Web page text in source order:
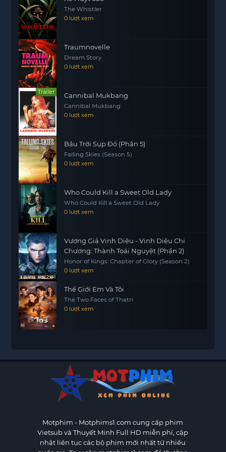
Liệu Thương Nguyệt có thể khám phá ra bí mật và
thực hiện cuộc báo thù của mình? Hành trình của
cô sẽ là một cuộc chiến không chỉ chống lại kẻ
thù bên ngoài mà còn là cuộc chiến với chính bản
thân mình. Hãy cùng theo dõi câu chuyện hấp
dẫn trong Thương Nguyệt Tinh Lan.
The Whistler
0 lượt xem
Traumnovelle
Dream Story
0 lượt xem
Trailer Cannibal Mukbang
Cannibal Mukbang
0 lượt xem
Bầu Trời Sụp Đổ (Phần 5)
Falling Skies (Season 5)
0 lượt xem
Who Could Kill a Sweet Old Lady
Who Could Kill a Sweet Old Lady
0 lượt xem
Vương Giả Vinh Diệu - Vinh Diệu Chi
Chương: Thành Toái Nguyệt (Phần 2)
Honor of Kings: Chapter of Glory (Season 2)
0 lượt xem
Thế Giới Em Và Tôi
The Two Faces of Thatri
0 lượt xem
Motphim - Motphims1.com cung cấp phim
Vietsub và Thuyết Minh Full HD miễn phí, cập
nhật liên tục các bộ phim mới nhất từ nhiều